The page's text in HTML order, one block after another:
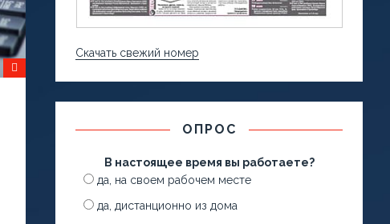
Скачать свежий номер
ОПРОС
В настоящее время вы работаете?
да, на своем рабочем месте
да, дистанционно из дома